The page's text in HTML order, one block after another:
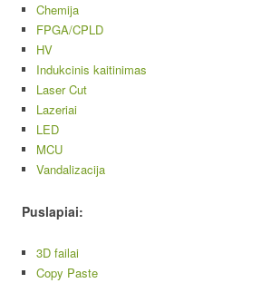
Chemija
FPGA/CPLD
HV
Indukcinis kaitinimas
Laser Cut
Lazeriai
LED
MCU
Vandalizacija
Puslapiai:
3D failai
Copy Paste